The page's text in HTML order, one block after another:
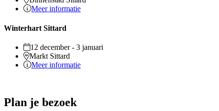
Meer informatie
Winterhart Sittard
12 december - 3 januari
Markt Sittard
Meer informatie
Plan je bezoek